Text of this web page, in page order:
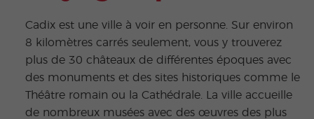
Cadix est une ville à voir en personne. Sur environ
8 kilomètres carrés seulement, vous y trouverez
plus de 30 châteaux de différentes époques avec
des monuments et des sites historiques comme le
Théâtre romain ou la Cathédrale. La ville accueille
de nombreux musées avec des œuvres des plus